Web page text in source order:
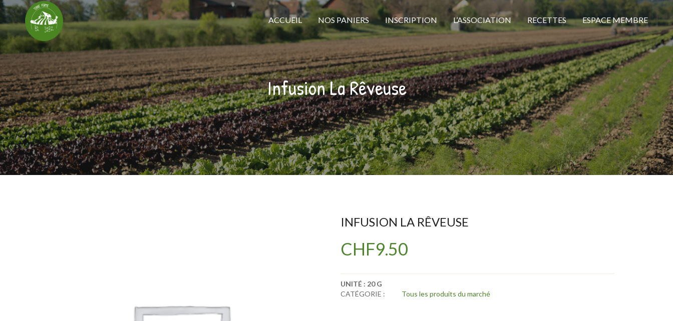
ACCUEIL NOS PANIERS INSCRIPTION L’ASSOCIATION RECETTES ESPACE MEMBRE
Infusion La Rêveuse
INFUSION LA RÊVEUSE
CHF9.50
UNITÉ : 20 G
CATÉGORIE :
Tous les produits du marché